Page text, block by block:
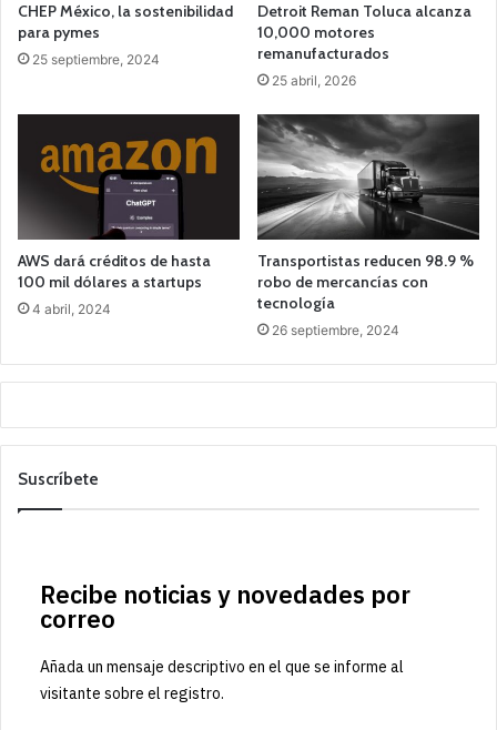
CHEP México, la sostenibilidad
para pymes
25 septiembre, 2024
Detroit Reman Toluca alcanza
10,000 motores
remanufacturados
25 abril, 2026
AWS dará créditos de hasta
100 mil dólares a startups
4 abril, 2024
Transportistas reducen 98.9 %
robo de mercancías con
tecnología
26 septiembre, 2024
Suscríbete
Recibe noticias y novedades por
correo
Añada un mensaje descriptivo en el que se informe al
visitante sobre el registro.